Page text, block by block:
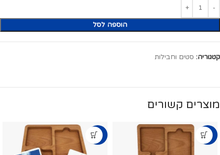
הוספה לסל
קטגוריה: סטים וחבילות
מוצרים קשורים
-5%
-5%